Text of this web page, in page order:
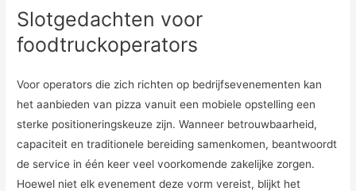
Slotgedachten voor
foodtruckoperators
Voor operators die zich richten op bedrijfsevenementen kan
het aanbieden van pizza vanuit een mobiele opstelling een
sterke positioneringskeuze zijn. Wanneer betrouwbaarheid,
capaciteit en traditionele bereiding samenkomen, beantwoordt
de service in één keer veel voorkomende zakelijke zorgen.
Hoewel niet elk evenement deze vorm vereist, blijkt het